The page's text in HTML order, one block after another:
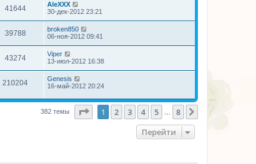
41644
AleXXX
30-дек-2012 23:21
39788
broken850
06-ноя-2012 09:41
43274
Viper
13-июл-2012 16:38
210204
Genesis
16-май-2012 20:24
382 темы Страница1 из
1 2 3 4 5 8 След.
Перейти